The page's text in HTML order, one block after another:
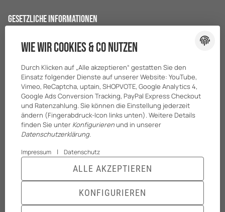
Gesetzliche Informationen
Sitemap
Impressum
Batteriegesetzhinweise
* Alle Preise zzgl. gesetzlicher USt., zzgl.
Wie wir Cookies & Co nutzen
Durch Klicken auf „Alle akzeptieren“ gestatten Sie den
Einsatz folgender Dienste auf unserer Website: YouTube,
Vimeo, ReCaptcha, uptain, SHOPVOTE, Google Analytics 4,
Google Ads Conversion Tracking, PayPal Express Checkout
und Ratenzahlung. Sie können die Einstellung jederzeit
ändern (Fingerabdruck-Icon links unten). Weitere Details
finden Sie unter Konfigurierenund in unserer
Datenschutzerklärung.
Impressum | Datenschutz
KONFIGURIEREN
ALLE AKZEPTIEREN